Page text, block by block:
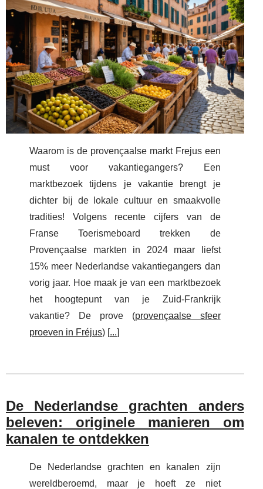
Waarom is de provençaalse markt Frejus een
must voor vakantiegangers? Een
marktbezoek tijdens je vakantie brengt je
dichter bij de lokale cultuur en smaakvolle
tradities! Volgens recente cijfers van de
Franse Toerismeboard trekken de
Provençaalse markten in 2024 maar liefst
15% meer Nederlandse vakantiegangers dan
vorig jaar. Hoe maak je van een marktbezoek
het hoogtepunt van je Zuid-Frankrijk
vakantie? De prove (provençaalse sfeer
proeven in Fréjus) [...]
De Nederlandse grachten anders
beleven: originele manieren om
kanalen te ontdekken
De Nederlandse grachten en kanalen zijn
wereldberoemd, maar je hoeft ze niet